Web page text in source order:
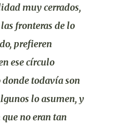
muy cerrados,
fronteras de lo
prefieren
ese círculo
todavía son
lo asumen, y
que no eran tan